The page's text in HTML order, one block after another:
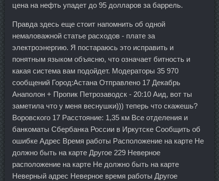
цена на нефть упадет до 95 долларов за баррель.
Правда здесь еще стоит напомнить об одной
немаловажной статье расходов - плате за
электроэнергию. Я постараюсь это исправить и
понятным языком объясню, что означает битность и
какая система вам подойдет. Модераторы 35 970
сообщений Город:Астана Отправлено 17 Декабрь
Анаполон + Пропик Петрозаводск - 20:10 Аид, вот ты
заметила что у меня веснушки))) теперь что скажешь?
Воровского 17 Расстояние: 1,35 км Все отделения и
банкоматы Сбербанка России в Иркутске Сообщить об
ошибке Адрес Время работы Расположение на карте Не
должно быть на карте Другое 229 Неверное
расположение на карте Не должно быть на карте
Неверный адрес Неверное время работы Другое